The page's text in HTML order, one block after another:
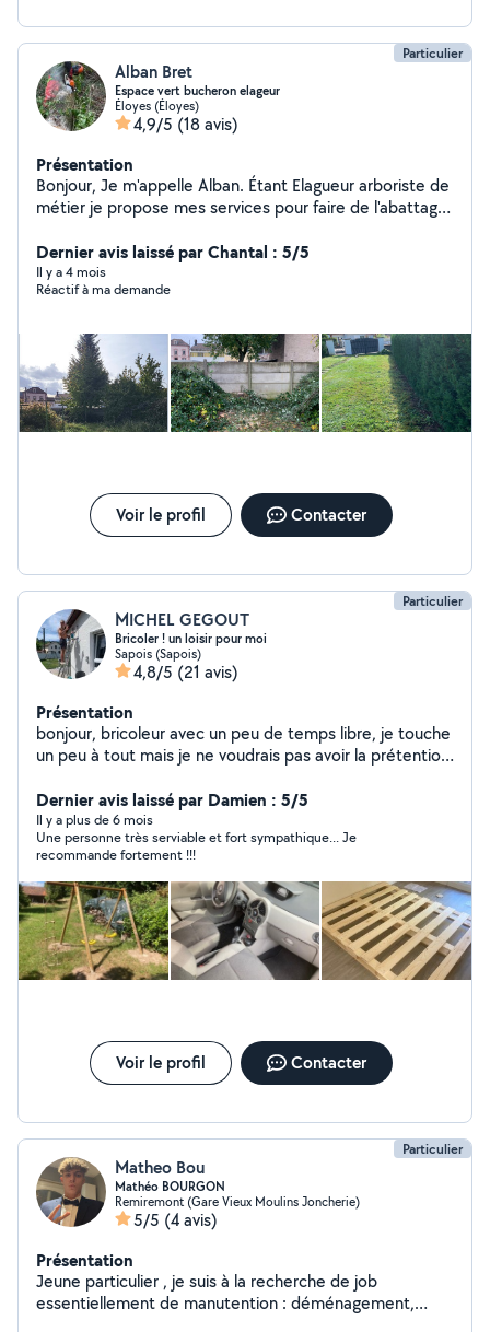
Particulier
Alban Bret
Espace vert bucheron elageur
Éloyes (Éloyes)
4,9/5 (18 avis)
Présentation
Bonjour, Je m'appelle Alban. Étant Elagueur arboriste de
métier je propose mes services pour faire de l'abattage,
l'entretien espace vert en général. Cordialement
Dernier avis laissé par Chantal : 5/5
Il y a 4 mois
Réactif à ma demande
Voir le profil Contacter
Particulier
MICHEL GEGOUT
Bricoler ! un loisir pour moi
Sapois (Sapois)
4,8/5 (21 avis)
Présentation
bonjour, bricoleur avec un peu de temps libre, je touche
un peu à tout mais je ne voudrais pas avoir la prétention
véhicule en réussissant à le remettre quasiment à neuf !
Egalement disponible pour rapatriement de voiture ou
conduite de véhicule, je répond à toute demande !
merci
Dernier avis laissé par Damien : 5/5
Il y a plus de 6 mois
Une personne très serviable et fort sympathique... Je
recommande fortement !!!
Voir le profil Contacter
Particulier
Matheo Bou
Mathéo BOURGON
Remiremont (Gare Vieux Moulins Joncherie)
5/5 (4 avis)
Présentation
Jeune particulier , je suis à la recherche de job
essentiellement de manutention : déménagement,